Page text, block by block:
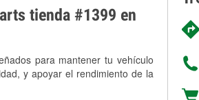
tienda #1399 en
para mantener tu vehículo
y apoyar el rendimiento de la